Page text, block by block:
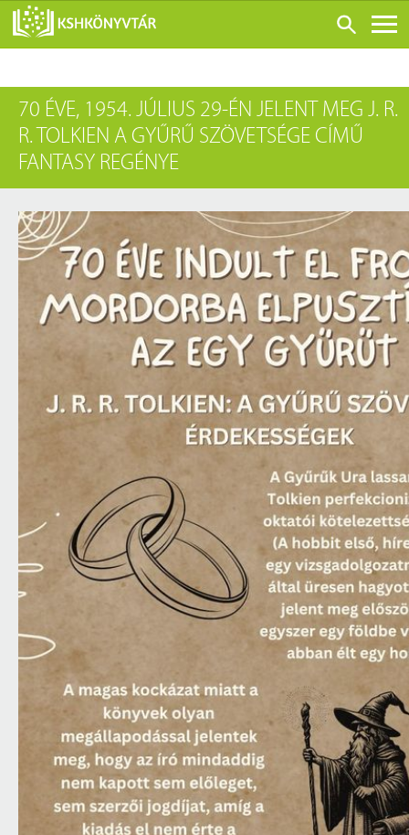
RÓLUNK
LÁTOGATÁS ELŐTT
KONFERENCIÁK
ADATBÁZISOK
KIADVÁNYOK
70 ÉVE, 1954. JÚLIUS 29-ÉN JELENT MEG J. R.
R. TOLKIEN A GYŰRŰ SZÖVETSÉGE CÍMŰ
FANTASY REGÉNYE